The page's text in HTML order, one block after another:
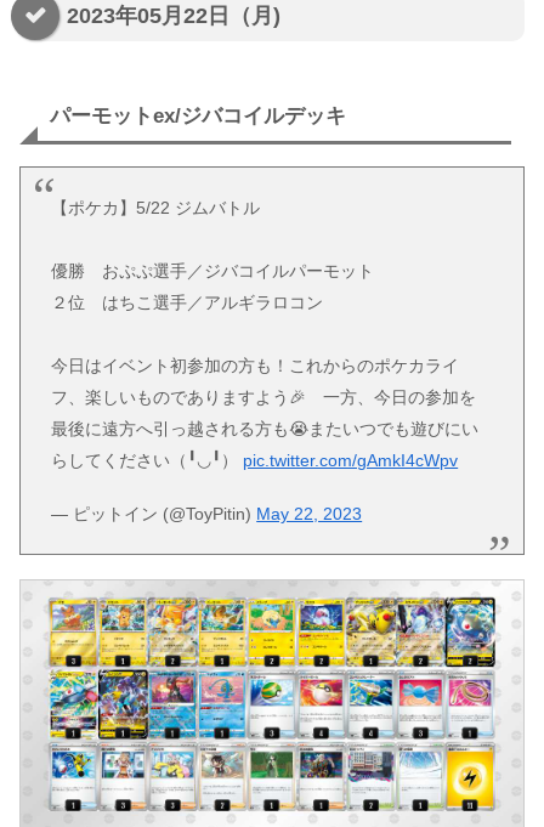
2023年05月22日（月)
パーモットex/ジバコイルデッキ
【ポケカ】5/22 ジムバトル
優勝 おぷぷ選手／ジバコイルパーモット
２位 はちこ選手／アルギラロコン
今日はイベント初参加の方も！これからのポケカライ
フ、楽しいものでありますよう🎉 一方、今日の参加を
最後に遠方へ引っ越される方も😭またいつでも遊びにい
らしてください（╹◡╹） pic.twitter.com/gAmkI4cWpv
— ピットイン (@ToyPitin) May 22, 2023